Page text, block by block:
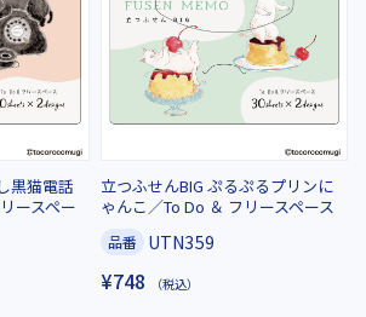
黒猫電話
ースペー
立つふせんBIG ぷるぷるプリンに
ゃんこ／To Do ＆ フリースペース
品番 UTN359
¥748 （税込）